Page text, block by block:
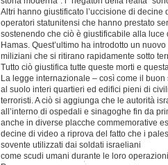
Altri hanno giustificato l’uccisione di
operatori statunitensi che hanno prestato
sostenendo che ciò è giustificabile alla luce
Hamas. Quest’ultimo ha introdotto un
miliziani che si ritirano rapidamente sotto
Tutto ciò giustifica tutte queste morti e
La legge internazionale – così come il
al suolo interi quartieri ed edifici pieni di
terroristi. A ciò si aggiunga che le autorità
all’interno di ospedali e sinagoghe fin da
anche in diverse placche commemorative
decine di video a riprova del fatto che i
sovente utilizzati dai soldati israeliani
come scudi umani durante le loro